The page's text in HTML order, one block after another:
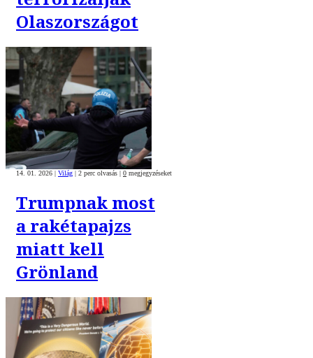
Olaszországot
14. 01. 2026 | Világ | 2 perc olvasás | 0 megjegyzéseket
Trumpnak most
a rakétapajzs
miatt kell
Grönland